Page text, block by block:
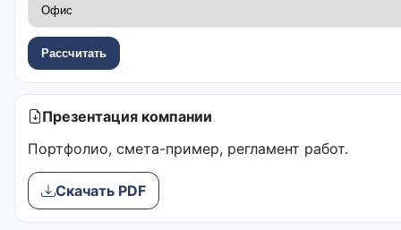
Рассчитать
Презентация компании
Портфолио, смета-пример, регламент работ.
Скачать PDF